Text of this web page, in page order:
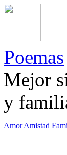
Poemas
Mejor
y
Amor Amistad